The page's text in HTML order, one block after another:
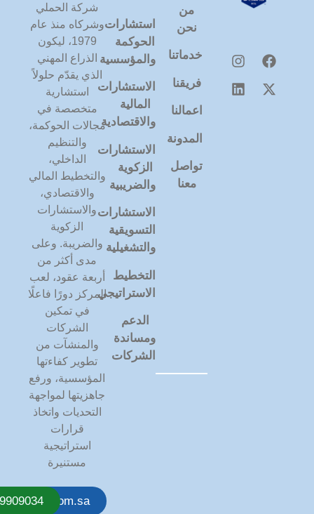
شركة الحملي
وشركاه منذ عام
1979، ليكون
الذراع المهني
الذي يقدّم حلولاً
استشارية
متخصصة في
مجالات الحوكمة،
والتنظيم
الداخلي،
والتخطيط المالي
والاقتصادي،
والاستشارات
الزكوية
والضريبة. وعلى
مدى أكثر من
أربعة عقود، لعب
المركز دورًا فاعلًا
في تمكين
الشركات
والمنشآت من
تطوير كفاءتها
المؤسسية، ورفع
جاهزيتها لمواجهة
التحديات واتخاذ
قرارات
استراتيجية
مستنيرة
استشارات
الحوكمة
والمؤسسية
الاستشارات
المالية
والاقتصادية
الاستشارات
الزكوية
والضريبية
لاستشارات
التسويقية
والتشغيلية
التخطيط
الاستراتيجي
الدعم
ومساندة
الشركات
من
نحن
خدماتنا
فريقنا
اعمالنا
المدونة
تواصل
معنا